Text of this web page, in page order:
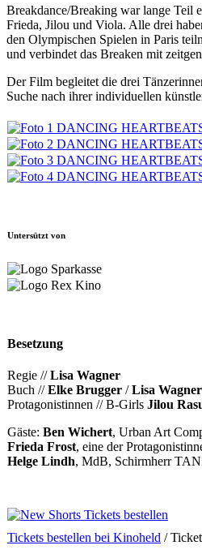
Breakdance/Breaking war lange Teil
Frieda, Jilou und Viola. Alle drei
den Olympischen Spielen in Paris
und verbindet das Breaken mit
Der Film begleitet die drei
Suche nach ihrer individuellen
Untersützt von
Besetzung
Regie //Lisa Wagner
Buch //Elke Brugger /Lisa Wagner
Protagonistinnen // B-Girls Jilou
Gäste: Ben Wichert, Urban Art
Frieda Frost, eine der
Helge Lindh, MdB, Schirmherr
Tickets bestellen bei Kinoheld /